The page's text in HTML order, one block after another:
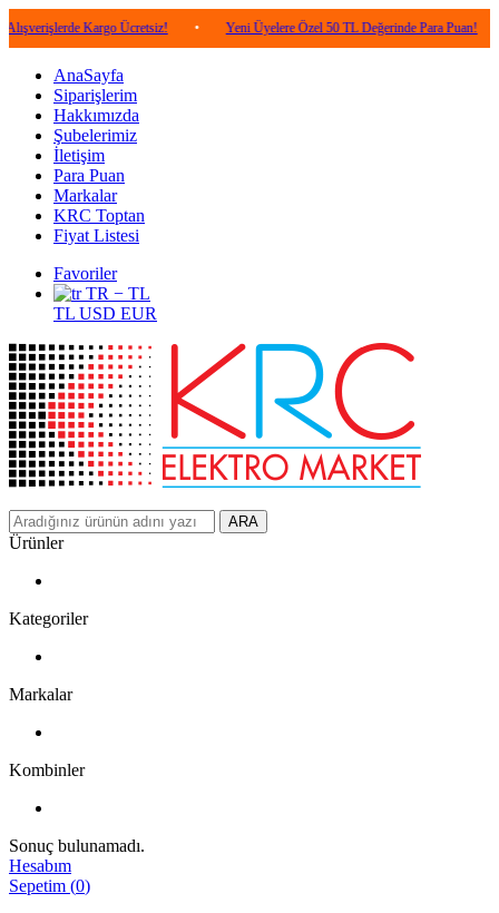
Kargo Ücretsiz! • Yeni Üyelere Özel 50 TL Değerinde Para Puan! •
AnaSayfa
Siparişlerim
Hakkımızda
Şubelerimiz
İletişim
Para Puan
Markalar
KRC Toptan
Fiyat Listesi
Favoriler
TR − TL
TL USD EUR
ARA
Ürünler
Kategoriler
Markalar
Kombinler
Sonuç bulunamadı.
Hesabım
Sepetim (0)